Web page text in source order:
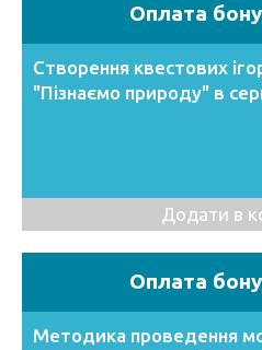
Оплата
Створення квестових
"Пізнаємо природу" в
Додати в
Оплата
Методика проведення